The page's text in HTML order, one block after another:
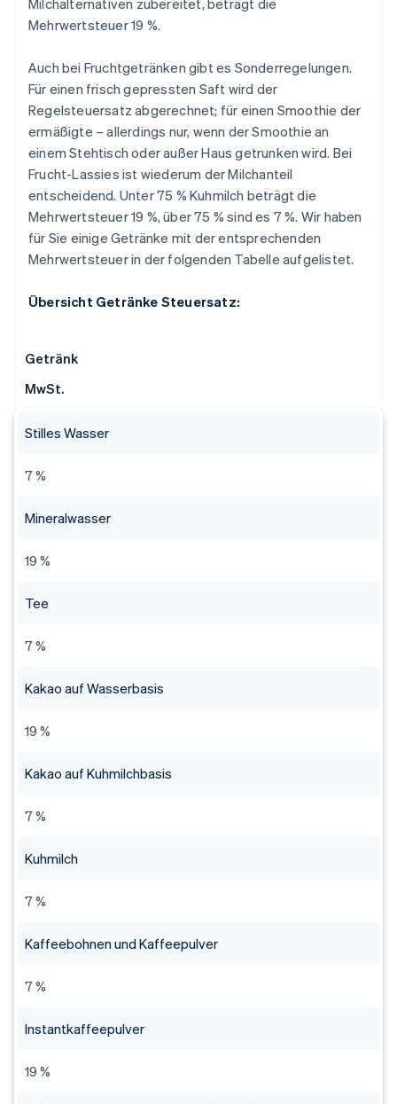
Milchalternativen zubereitet, beträgt die
Mehrwertsteuer 19 %.
Auch bei Fruchtgetränken gibt es Sonderregelungen.
Für einen frisch gepressten Saft wird der
Regelsteuersatz abgerechnet; für einen Smoothie der
ermäßigte – allerdings nur, wenn der Smoothie an
einem Stehtisch oder außer Haus getrunken wird. Bei
Frucht-Lassies ist wiederum der Milchanteil
entscheidend. Unter 75 % Kuhmilch beträgt die
Mehrwertsteuer 19 %, über 75 % sind es 7 %. Wir haben
für Sie einige Getränke mit der entsprechenden
Mehrwertsteuer in der folgenden Tabelle aufgelistet.
Übersicht Getränke Steuersatz:
Getränk
MwSt.
Stilles Wasser
7 %
Mineralwasser
19 %
Tee
7 %
Kakao auf Wasserbasis
19 %
Kakao auf Kuhmilchbasis
7 %
Kuhmilch
7 %
Kaffeebohnen und Kaffeepulver
7 %
Instantkaffeepulver
19 %